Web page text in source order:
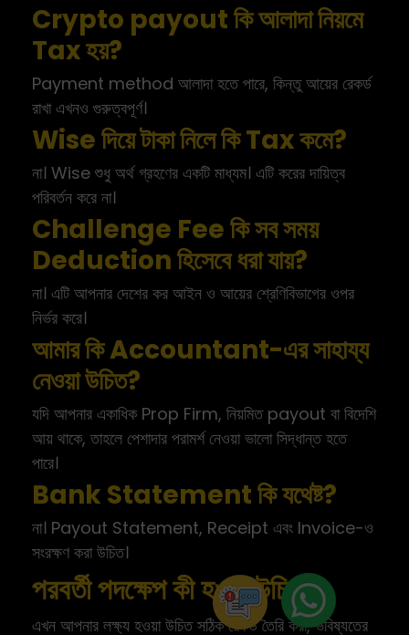
Crypto payout কি আলাদা নিয়মে
Tax হয়?
Payment method আলাদা হতে পারে, কিন্তু আয়ের রেকর্ড
রাখা এখনও গুরুত্বপূর্ণ।
Wise দিয়ে টাকা নিলে কি Tax কমে?
না। Wise শুধু অর্থ গ্রহণের একটি মাধ্যম। এটি করের দায়িত্ব
পরিবর্তন করে না।
Challenge Fee কি সব সময়
Deduction হিসেবে ধরা যায়?
না। এটি আপনার দেশের কর আইন ও আয়ের শ্রেণিবিভাগের ওপর
নির্ভর করে।
আমার কি Accountant-এর সাহায্য
নেওয়া উচিত?
যদি আপনার একাধিক Prop Firm, নিয়মিত payout বা বিদেশি
আয় থাকে, তাহলে পেশাদার পরামর্শ নেওয়া ভালো সিদ্ধান্ত হতে
পারে।
Bank Statement কি যথেষ্ট?
না। Payout Statement, Receipt এবং Invoice-ও
সংরক্ষণ করা উচিত।
পরবর্তী পদক্ষেপ কী হওয়া উচিত?
এখন আপনার লক্ষ্য হওয়া উচিত সঠিক রেকর্ড তৈরি করা, ভবিষ্যতের